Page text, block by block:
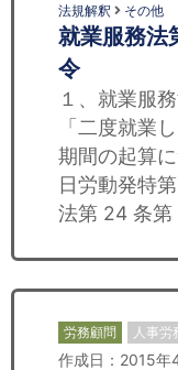
法規解釈 その他
就業服務法
令
１、就業服
「二度就業
期間の起算
日労動発特
法第 24 条
労務顧問 人事労
作成日：2015年